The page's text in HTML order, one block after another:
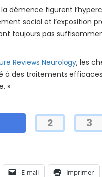
démence figurent
social et l’exposition
toujours pas
Reviews Neurology, les
à des traitements
»
E-mail Imprimer
2 3